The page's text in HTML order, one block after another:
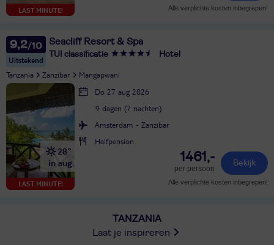
LAST MINUTE! Alle verplichte kosten inbegrepen!
9,2
Uitstekend
Seacliff Resort & Spa
TUI classificatie Hotel
Tanzania Zanzibar Mangapwani
LAST MINUTE!
28°
in aug
Do 27 aug 2026
9 dagen (7 nachten)
Amsterdam - Zanzibar
Halfpension
1461,-
per persoon
Bekijk
Alle verplichte kosten inbegrepen!
TANZANIA
Laat je inspireren